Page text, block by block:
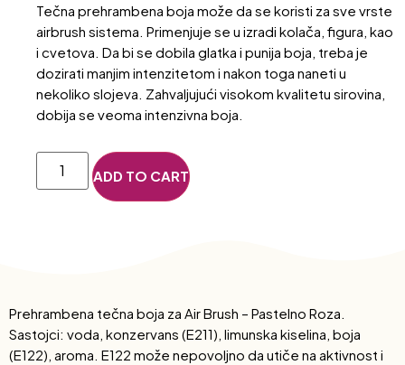
Tečna prehrambena boja može da se koristi za sve vrste
airbrush sistema. Primenjuje se u izradi kolača, figura, kao
i cvetova. Da bi se dobila glatka i punija boja, treba je
dozirati manjim intenzitetom i nakon toga naneti u
nekoliko slojeva. Zahvaljujući visokom kvalitetu sirovina,
dobija se veoma intenzivna boja.
ADD TO CART
Prehrambena tečna boja za Air Brush – Pastelno Roza.
Sastojci: voda, konzervans (E211), limunska kiselina, boja
(E122), aroma. E122 može nepovoljno da utiče na aktivnost i